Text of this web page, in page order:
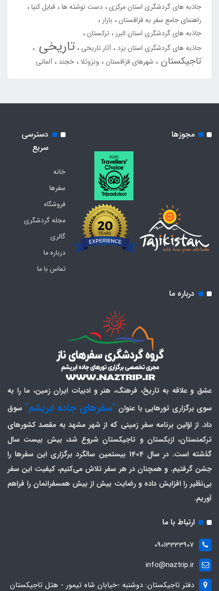
جاذبه های گردشگری استان مرکزی دست نوشته ها قبایل کنیا
راهنمای جامع سفر به قزاقستان
بازار
جاذبه های گردشگری استان البرز
ترکستان
جاذبه های گردشگری استان یزد
آثار تاریخی تاریخی
تاجیکستان شهرهای قزاقستان ونزوئلا خجند آلماتی
مجوزها
دسترسی
سریع
خانه
سفرها
فروشگاه
مجله گردشگری
گالری
درباره ما
تماس با ما
درباره ما
عشق و علاقه به تاریخ، فرهنگ، هنر و ادبیات ایران زمین، ما را به
سوی برگزاری تورهایی با عنوان "سفرهای جاده ابریشم" سوق
داد. از اوّلین برنامه سفر زمینی که از شهر مشهد به مقصد کشورهای
ترکمنستان، ازبکستان و تاجیکستان شروع شد، بیش بیست سال
گذشته است. در سال 1404 بیستمین سالگرد برگزاری این سفرها را
جشن گرفتیم. و همچنان در هر سفر تلاش می‌کنیم، کیفیت این سفر
بی‌نظیر را افزایش داده و رضایت بیش از بیش همسفرانمان را فراهم
آوریم.
ارتباط با ما
09013333907
info@naztrip.ir
دفتر تاجیکستان: دوشنبه -خیابان شاه تیمور - هتل تاجیکستان